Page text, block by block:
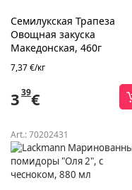
Семилукская Трапеза
Овощная закуска
Македонская, 460г
7,37 €/кг
339€
Art.:70202431